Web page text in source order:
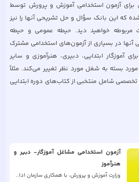
برای آزمون استخدامی آموزش و پرورش توسط
شده که این بانک سؤال و حل تشریحی آنها را نیز
مربوطه خواهید دید. حیطه عمومی و حیطه
آنها در بسیاری از آزمون‌های استخدامی مشترک
آموزگار ابتدایی، دبیری، هنرآموزی و سایر
بسته به شغل مورد نظر تغییر می‌کند. مثلاً
تخصصی شامل منتخبی از کتاب‌های دوره ابتدایی
آزمون استخدامی مشاغل آموزگار- دبير و
هنرآموز
وزارت آموزش و پرورش، با همكاری سازمان اداری و استخدامی كشور و سازمان سنجش آموزش كشور همه ساله یک آزمون برای استخدام مشاغل آموزگار- دبير و هنرآموز در این وزارت‌خانه برگزار می‌کند.